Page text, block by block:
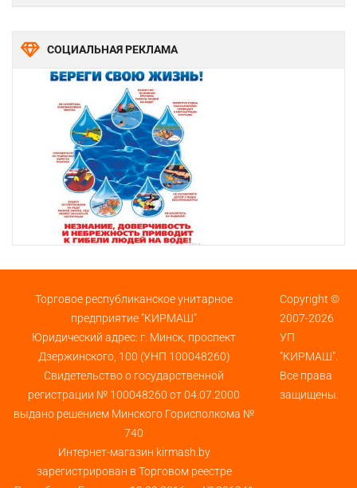
СОЦИАЛЬНАЯ РЕКЛАМА
Торговое республиканское унитарное
предприятие "КИРМАШ"
Юридический адрес: г. Минск, проспект
Дзержинского, 100 (УНП 100048260)
Свидетельство о государственной
регистрации № 100048260 от 04.07.2000
выдано решением Минского Горисполкома №
740
Интернет-магазин kirmash.by
зарегистрирован в Торговом реестре
Copyright ©
2007-2026
УП
"КИРМАШ".
Все права
защищены.